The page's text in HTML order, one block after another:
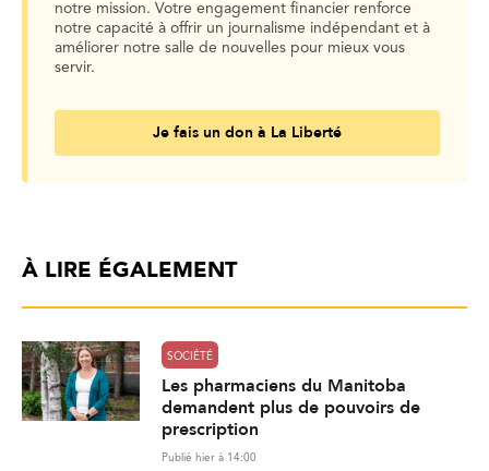
notre mission. Votre engagement financier renforce
notre capacité à offrir un journalisme indépendant et à
améliorer notre salle de nouvelles pour mieux vous
servir.
Je fais un don à La Liberté
À LIRE ÉGALEMENT
SOCIÉTÉ
Les pharmaciens du Manitoba
demandent plus de pouvoirs de
prescription
Publié hier à 14:00